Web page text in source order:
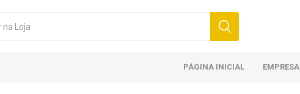
PÁGINA INICIAL EMPRESA